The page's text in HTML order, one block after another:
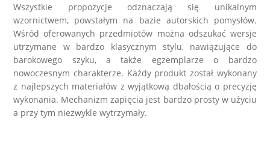
LABRADORYT
LAPIS LAZURI
MASA PERŁOWA
RODOCHROZYT
Wszystkie propozycje odznaczają się unikalnym
wzornictwem, powstałym na bazie autorskich pomysłów.
Wśród oferowanych przedmiotów można odszukać wersje
utrzymane w bardzo klasycznym stylu, nawiązujące do
barokowego szyku, a także egzemplarze o bardzo
nowoczesnym charakterze. Każdy produkt został wykonany
z najlepszych materiałów z wyjątkową dbałością o precyzję
wykonania. Mechanizm zapięcia jest bardzo prosty w użyciu
a przy tym niezwykle wytrzymały.